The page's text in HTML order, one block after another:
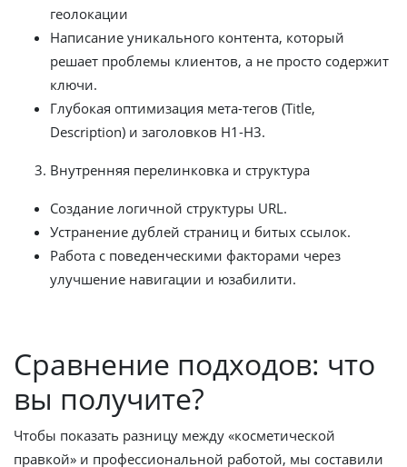
геолокации
Написание уникального контента, который
решает проблемы клиентов, а не просто содержит
ключи.
Глубокая оптимизация мета-тегов (Title,
Description) и заголовков H1-H3.
Внутренняя перелинковка и структура
Создание логичной структуры URL.
Устранение дублей страниц и битых ссылок.
Работа с поведенческими факторами через
улучшение навигации и юзабилити.
Сравнение подходов: что
вы получите?
Чтобы показать разницу между «косметической
правкой» и профессиональной работой, мы составили